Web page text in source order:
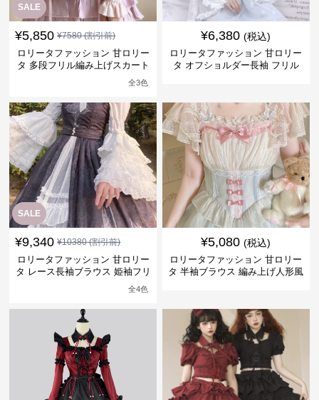
SALE
¥5,850 ¥7580(割引前)
ロリータファッション 甘ロリー
タ 多段フリル編み上げスカート
全3色
¥6,380 (税込)
ロリータファッション 甘ロリー
タ オフショルダー長袖 フリル
SALE
¥9,340 ¥10380(割引前)
ロリータファッション 甘ロリー
タ レース長袖ブラウス 姫袖フリ
全4色
¥5,080 (税込)
ロリータファッション 甘ロリー
タ 半袖ブラウス 編み上げ人形風